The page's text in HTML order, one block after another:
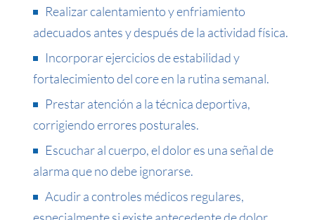
Realizar calentamiento y enfriamiento
adecuados antes y después de la actividad física.
Incorporar ejercicios de estabilidad y
fortalecimiento del core en la rutina semanal.
Prestar atención a la técnica deportiva,
corrigiendo errores posturales.
Escuchar al cuerpo, el dolor es una señal de
alarma que no debe ignorarse.
Acudir a controles médicos regulares,